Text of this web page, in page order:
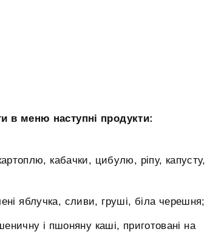
в меню наступні продукти:
кабачки, цибулю, ріпу, капусту,
яблучка, сливи, груші, біла черешня;
і пшоняну каші, приготовані на